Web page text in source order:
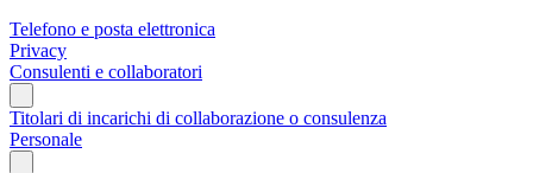
Telefono e posta elettronica
Privacy
Consulenti e collaboratori
Titolari di incarichi di collaborazione o consulenza
Personale